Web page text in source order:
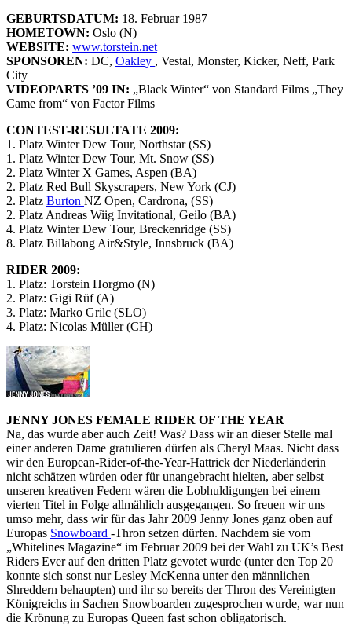
GEBURTSDATUM: 18. Februar 1987
HOMETOWN: Oslo (N)
WEBSITE: www.torstein.net
SPONSOREN: DC, Oakley , Vestal, Monster, Kicker, Neff, Park
City
VIDEOPARTS ’09 IN: „Black Winter“ von Standard Films „They
Came from“ von Factor Films
CONTEST-RESULTATE 2009:
1. Platz Winter Dew Tour, Northstar (SS)
1. Platz Winter Dew Tour, Mt. Snow (SS)
2. Platz Winter X Games, Aspen (BA)
2. Platz Red Bull Skyscrapers, New York (CJ)
2. Platz Burton NZ Open, Cardrona, (SS)
2. Platz Andreas Wiig Invitational, Geilo (BA)
4. Platz Winter Dew Tour, Breckenridge (SS)
8. Platz Billabong Air&Style, Innsbruck (BA)
RIDER 2009:
1. Platz: Torstein Horgmo (N)
2. Platz: Gigi Rüf (A)
3. Platz: Marko Grilc (SLO)
4. Platz: Nicolas Müller (CH)
JENNY JONES FEMALE RIDER OF THE YEAR
Na, das wurde aber auch Zeit! Was? Dass wir an dieser Stelle mal
einer anderen Dame gratulieren dürfen als Cheryl Maas. Nicht dass
wir den European-Rider-of-the-Year-Hattrick der Niederländerin
nicht schätzen würden oder für unangebracht hielten, aber selbst
unseren kreativen Federn wären die Lobhuldigungen bei einem
vierten Titel in Folge allmählich ausgegangen. So freuen wir uns
umso mehr, dass wir für das Jahr 2009 Jenny Jones ganz oben auf
Europas Snowboard -Thron setzen dürfen. Nachdem sie vom
„Whitelines Magazine“ im Februar 2009 bei der Wahl zu UK’s Best
Riders Ever auf den dritten Platz gevotet wurde (unter den Top 20
konnte sich sonst nur Lesley McKenna unter den männlichen
Shreddern behaupten) und ihr so bereits der Thron des Vereinigten
Königreichs in Sachen Snowboarden zugesprochen wurde, war nun
die Krönung zu Europas Queen fast schon obligatorisch.